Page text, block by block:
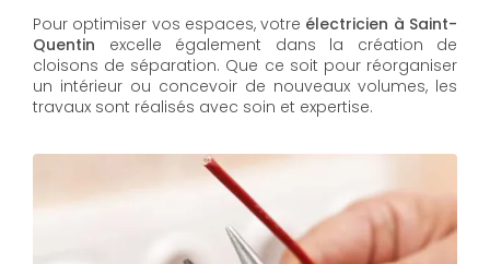
Pour optimiser vos espaces, votre électricien à Saint-
Quentin excelle également dans la création de
cloisons de séparation. Que ce soit pour réorganiser
un intérieur ou concevoir de nouveaux volumes, les
travaux sont réalisés avec soin et expertise.